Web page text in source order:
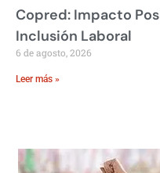
Copred: Impacto
Inclusión Laboral
6 de agosto, 2026
Leer más »